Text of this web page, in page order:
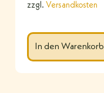
zzgl. Versandkosten
In den Warenkorb